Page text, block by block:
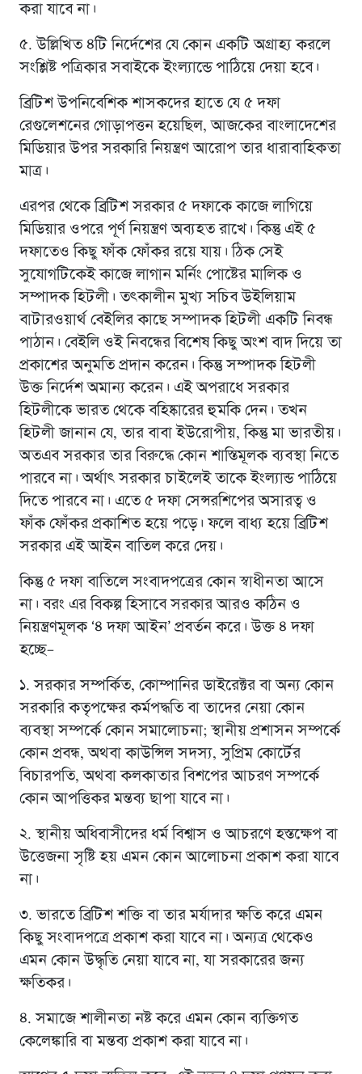
করা যাবে না।
৫. উল্লিখিত ৪টি নির্দেশের যে কোন একটি অগ্রাহ্য করলে
সংশ্লিষ্ট পত্রিকার সবাইকে ইংল্যান্ডে পাঠিয়ে দেয়া হবে।
ব্রিটিশ উপনিবেশিক শাসকদের হাতে যে ৫ দফা
রেগুলেশনের গোড়াপত্তন হয়েছিল, আজকের বাংলাদেশের
মিডিয়ার উপর সরকারি নিয়ন্ত্রণ আরোপ তার ধারাবাহিকতা
মাত্র।
এরপর থেকে ব্রিটিশ সরকার ৫ দফাকে কাজে লাগিয়ে
মিডিয়ার ওপরে পূর্ণ নিয়ন্ত্রণ অব্যহত রাখে। কিন্তু এই ৫
দফাতেও কিছু ফাঁক ফোঁকর রয়ে যায়। ঠিক সেই
সুযোগটিকেই কাজে লাগান মর্নিং পোষ্টের মালিক ও
সম্পাদক হিটলী। তৎকালীন মুখ্য সচিব উইলিয়াম
বাটারওয়ার্থ বেইলির কাছে সম্পাদক হিটলী একটি নিবন্ধ
পাঠান। বেইলি ওই নিবন্ধের বিশেষ কিছু অংশ বাদ দিয়ে তা
প্রকাশের অনুমতি প্রদান করেন। কিন্তু সম্পাদক হিটলী
উক্ত নির্দেশ অমান্য করেন। এই অপরাধে সরকার
হিটলীকে ভারত থেকে বহিষ্কারের হুমকি দেন। তখন
হিটলী জানান যে, তার বাবা ইউরোপীয়, কিন্তু মা ভারতীয়।
অতএব সরকার তার বিরুদ্ধে কোন শাস্তিমূলক ব্যবস্থা নিতে
পারবে না। অর্থাৎ সরকার চাইলেই তাকে ইংল্যান্ড পাঠিয়ে
দিতে পারবে না। এতে ৫ দফা সেন্সরশিপের অসারত্ব ও
ফাঁক ফোঁকর প্রকাশিত হয়ে পড়ে। ফলে বাধ্য হয়ে ব্রিটিশ
সরকার এই আইন বাতিল করে দেয়।
কিন্তু ৫ দফা বাতিলে সংবাদপত্রের কোন স্বাধীনতা আসে
না। বরং এর বিকল্প হিসাবে সরকার আরও কঠিন ও
নিয়ন্ত্রণমূলক ‘৪ দফা আইন’ প্রবর্তন করে। উক্ত ৪ দফা
হচ্ছে–
১. সরকার সম্পর্কিত, কোম্পানির ডাইরেক্টর বা অন্য কোন
সরকারি কতৃপক্ষের কর্মপদ্ধতি বা তাদের নেয়া কোন
ব্যবস্থা সম্পর্কে কোন সমালোচনা; স্থানীয় প্রশাসন সম্পর্কে
কোন প্রবন্ধ, অথবা কাউন্সিল সদস্য, সুপ্রিম কোর্টের
বিচারপতি, অথবা কলকাতার বিশপের আচরণ সম্পর্কে
কোন আপত্তিকর মন্তব্য ছাপা যাবে না।
২. স্থানীয় অধিবাসীদের ধর্ম বিশ্বাস ও আচরণে হস্তক্ষেপ বা
উত্তেজনা সৃষ্টি হয় এমন কোন আলোচনা প্রকাশ করা যাবে
না।
৩. ভারতে ব্রিটিশ শক্তি বা তার মর্যাদার ক্ষতি করে এমন
কিছু সংবাদপত্রে প্রকাশ করা যাবে না। অন্যত্র থেকেও
এমন কোন উদ্ধৃতি নেয়া যাবে না, যা সরকারের জন্য
ক্ষতিকর।
৪. সমাজে শালীনতা নষ্ট করে এমন কোন ব্যক্তিগত
কেলেঙ্কারি বা মন্তব্য প্রকাশ করা যাবে না।